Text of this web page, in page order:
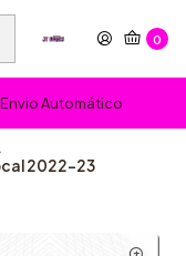
0
Automático
2022-23